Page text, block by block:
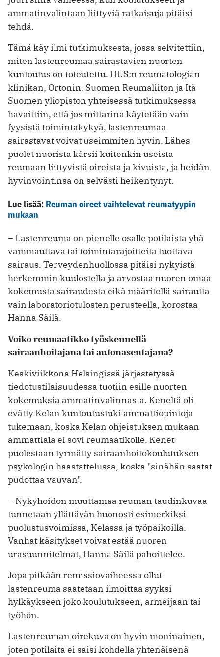
ammatinvalintaan liittyviä ratkaisuja pitäisi
tehdä.
Tämä käy ilmi tutkimuksesta, jossa selvitettiin,
miten lastenreumaa sairastavien nuorten
kuntoutus on toteutettu. HUS:n reumatologian
klinikan, ­Ortonin, Suomen Reumaliiton ja Itä-
Suomen yliopiston yhteisessä tutkimuksessa
havaittiin, että jos mittarina käytetään vain
fyysistä toimintakykyä, lastenreumaa
sairastavat voivat useimmiten hyvin. Lähes
puolet nuorista kärsii kuitenkin useista
reumaan liittyvistä oireista ja kivuista, ja heidän
hyvinvointinsa on selvästi heikentynyt.
Lue lisää: Reuman oireet vaihtelevat reumatyypin
mukaan
– Lastenreuma on pienelle osalle potilaista yhä
vammauttava tai toimintarajoitteita tuottava
sairaus. Terveydenhuollossa pitäisi nykyistä
herkemmin kuulostella ja arvostaa nuoren omaa
kokemusta sairaudesta eikä määritellä sairautta
vain laboratorio­tulosten perusteella, korostaa
Hanna Säilä.
Voiko reumaatikko työskennellä
sairaanhoitajana tai autonasentajana?
Keskiviikkona Helsingissä järjestetyssä
tiedotustilaisuudessa tuotiin esille nuorten
kokemuksia ammatinvalinnasta. Keneltä oli
evätty Kelan kuntoutustuki ammattiopintoja
tukemaan, koska Kelan ohjeistuksen mukaan
ammattiala ei sovi reumaatikolle. Kenet
puolestaan tyrmätty sairaanhoitokoulutuksen
psykologin haastattelussa, koska "sinähän saatat
pudottaa vauvan".
– Nykyhoidon muuttamaa reuman taudinkuvaa
tunnetaan yllättävän huonosti esimerkiksi
puolustusvoimissa, Kelassa ja työpaikoilla.
Vanhat käsitykset voivat estää nuoren
urasuunnitelmat, Hanna Säilä pahoittelee.
Jopa pitkään remissiovaiheessa ollut
lastenreuma saatetaan ilmoittaa syyksi
hylkäykseen joko koulutukseen, armeijaan tai
työhön.
Lastenreuman oirekuva on hyvin moninainen,
joten potilaita ei saisi kohdella yhtenäisenä